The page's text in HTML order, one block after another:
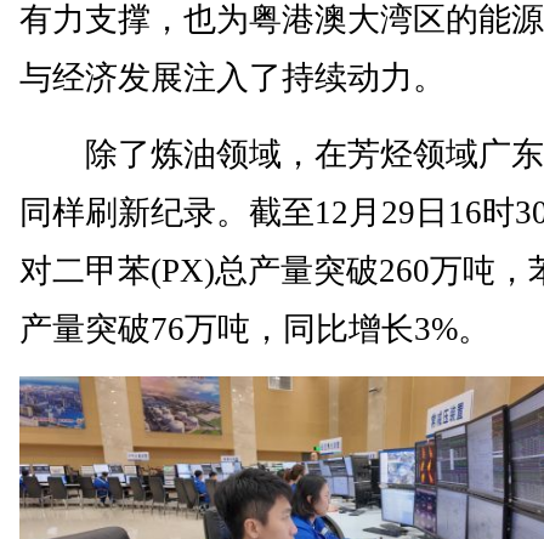
有力支撑，也为粤港澳大湾区的能
与经济发展注入了持续动力。
除了炼油领域，在芳烃领域广
同样刷新纪录。截至12月29日16时
对二甲苯(PX)总产量突破260万吨，
产量突破76万吨，同比增长3%。